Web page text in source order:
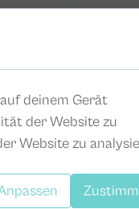
So
deinem Gerät
der Website zu
Website zu